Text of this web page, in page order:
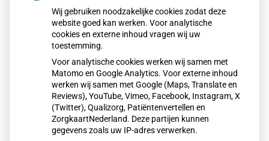
Wij gebruiken noodzakelijke cookies zodat deze
website goed kan werken. Voor analytische
cookies en externe inhoud vragen wij uw
toestemming.
Voor analytische cookies werken wij samen met
Matomo en Google Analytics. Voor externe inhoud
werken wij samen met Google (Maps, Translate en
Reviews), YouTube, Vimeo, Facebook, Instagram, X
(Twitter), Qualizorg, Patiëntenvertellen en
ZorgkaartNederland. Deze partijen kunnen
gegevens zoals uw IP-adres verwerken.